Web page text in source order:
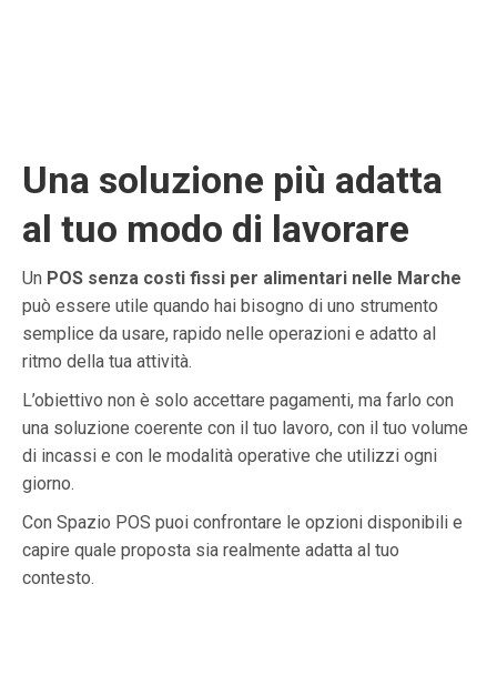
Una soluzione più adatta
al tuo modo di lavorare
Un POS senza costi fissi per alimentari nelle Marche
può essere utile quando hai bisogno di uno strumento
semplice da usare, rapido nelle operazioni e adatto al
ritmo della tua attività.
L’obiettivo non è solo accettare pagamenti, ma farlo con
una soluzione coerente con il tuo lavoro, con il tuo volume
di incassi e con le modalità operative che utilizzi ogni
giorno.
Con Spazio POS puoi confrontare le opzioni disponibili e
capire quale proposta sia realmente adatta al tuo
contesto.